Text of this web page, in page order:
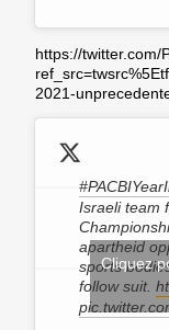
https://twitter.com/
2021-
Israeli team
apartheid
sports
follow suit.
Cliquez